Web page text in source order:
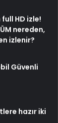
HD izle!
nereden,
izlenir?
Güvenli
hazır iki